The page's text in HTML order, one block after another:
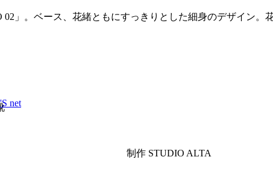
02」。ベース、花緒ともにすっきりとした細身のデザイン
制作 STUDIO ALTA